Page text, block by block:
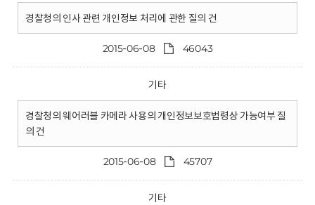
경찰청의 인사 관련 개인정보 처리에 관한 질의 건
2015-06-08 46043
기타
경찰청의 웨어러블 카메라 사용의 개인정보보호법령상 가능여부 질
의 건
2015-06-08 45707
기타